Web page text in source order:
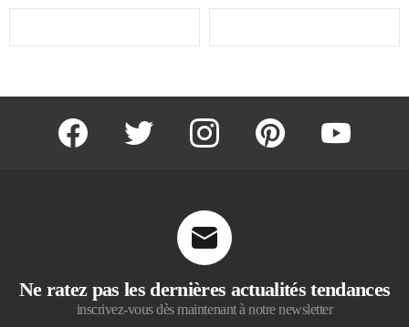
facebook twitter instagram pinterest
Ne ratez pas les dernières actualités tendances
inscrivez-vous dès maintenant à notre newsletter